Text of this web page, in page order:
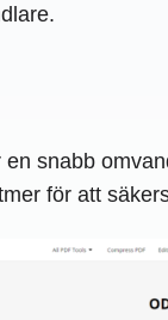
snabb
för att